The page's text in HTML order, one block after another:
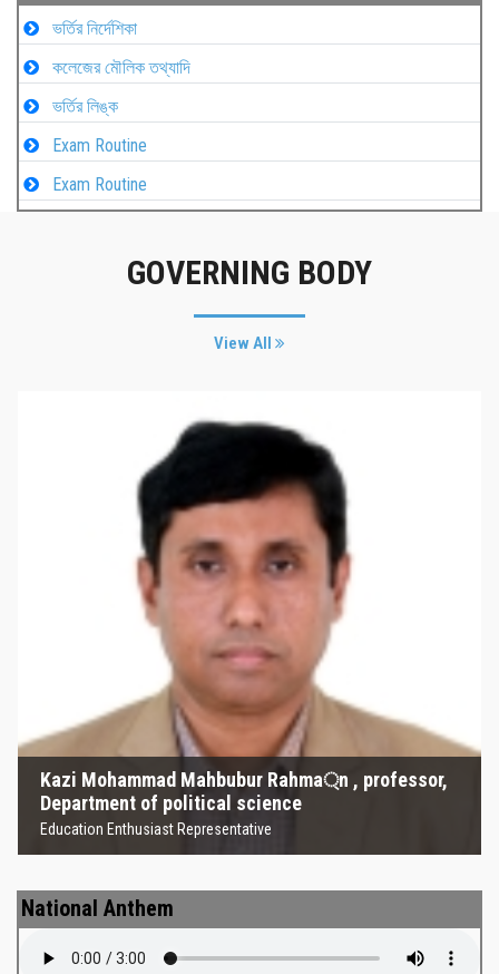
ভর্তির নির্দেশিকা
কলেজের মৌলিক তথ্যাদি
ভর্তির লিঙ্ক
Exam Routine
Exam Routine
GOVERNING BODY
View All
Kazi Mohammad Mahbubur Rahma্‌n , professor,
Department of political science
Education Enthusiast Representative
Kazi Mohammad Mahbubur
Rahma্‌n , professor, Department
of political science
Education Enthusiast Representative
National Anthem